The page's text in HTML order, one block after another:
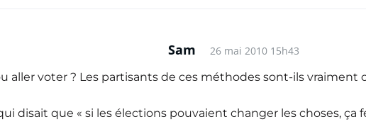
Sam
26 mai 2010 15h43
aller voter ? Les partisants de ces méthodes sont-ils vraiment
disait que « si les élections pouvaient changer les choses, ça